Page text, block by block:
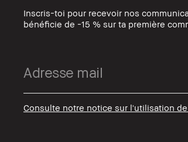
Inscris-toi pour recevoir nos
bénéficie de -15 % sur ta première
Consulte notre notice sur l'utilisation de